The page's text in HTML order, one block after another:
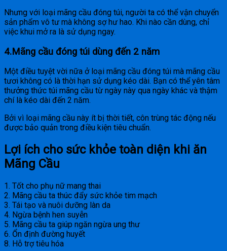
Nhưng với loại mãng cầu đóng túi, người ta có thể vận chuyển
sản phẩm vô tư mà không sợ hư hao. Khi nào cần dùng, chỉ
việc khui mở ra là sử dụng ngay.
4.Mãng cầu đóng túi dùng đến 2 năm
Một điều tuyệt vời nữa ở loại mãng cầu đóng túi mà mãng cầu
tươi không có là thời hạn sử dụng kéo dài. Bạn có thể yên tâm
thưởng thức túi mãng cầu từ ngày này qua ngày khác và thậm
chí là kéo dài đến 2 năm.
Bởi vì loại mãng cầu này ít bị thời tiết, côn trùng tác động nếu
được bảo quản trong điều kiện tiêu chuẩn.
Lợi ích cho sức khỏe toàn diện khi ăn
Mãng Cầu
1. Tốt cho phụ nữ mang thai
2. Mãng cầu ta thúc đẩy sức khỏe tim mạch
3. Tái tạo và nuôi dưỡng làn da
4. Ngừa bệnh hen suyễn
5. Mãng cầu ta giúp ngăn ngừa ung thư
6. Ổn định đường huyết
8. Hỗ trợ tiêu hóa